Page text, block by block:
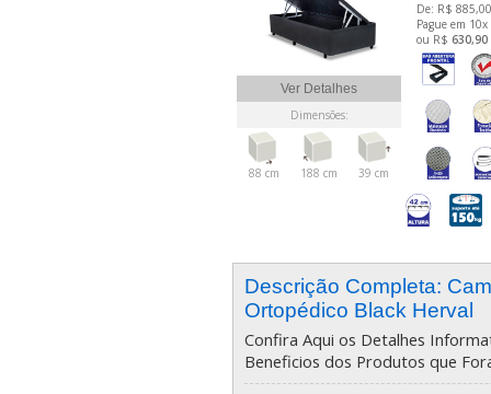
Ver Detalhes
Dimensões:
88 cm 188 cm 39 cm
De: R$
Pague em
ou R$ 630,90
Descrição Completa:
Ortopédico Black Herval
Confira Aqui os Detalhes
Beneficios dos Produtos que